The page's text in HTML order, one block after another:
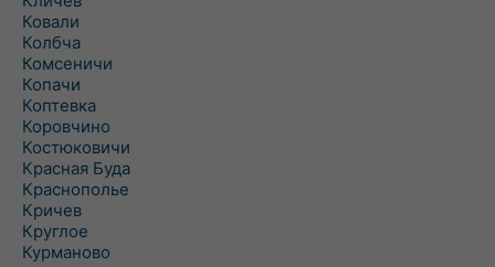
Ковали
Колбча
Комсеничи
Копачи
Коптевка
Коровчино
Костюковичи
Красная Буда
Краснополье
Кричев
Круглое
Курманово